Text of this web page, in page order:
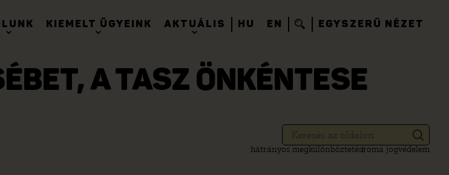
KIEMELT ÜGYEINK AKTUÁLIS HU EN EGYSZERŰ NÉZET
A TASZ ÖNKÉNTESE
hátrányos megkülönböztetésroma jogvédelem